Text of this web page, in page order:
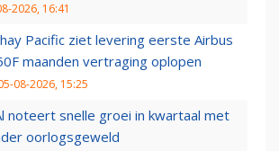
2026, 16:41
Pacific ziet levering eerste Airbus
maanden vertraging oplopen
08-2026, 15:25
noteert snelle groei in kwartaal met
oorlogsgeweld